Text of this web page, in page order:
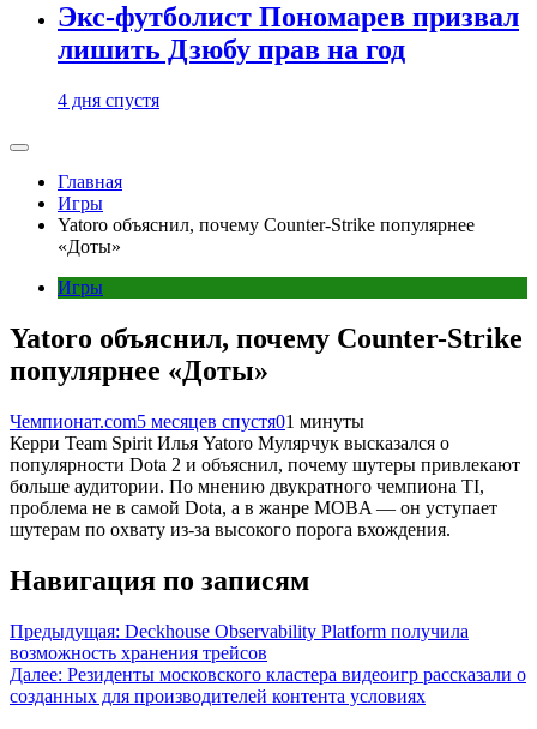
Экс-футболист Пономарев призвал
лишить Дзюбу прав на год
4 дня спустя
Главная
Игры
Yatoro объяснил, почему Counter-Strike популярнее
«Доты»
Игры
Yatoro объяснил, почему Counter-Strike
популярнее «Доты»
Чемпионат.com5 месяцев спустя01 минуты
Керри Team Spirit Илья Yatoro Мулярчук высказался о
популярности Dota 2 и объяснил, почему шутеры привлекают
больше аудитории. По мнению двукратного чемпиона TI,
проблема не в самой Dota, а в жанре MOBA — он уступает
шутерам по охвату из-за высокого порога вхождения.
Навигация по записям
Предыдущая: Deckhouse Observability Platform получила
возможность хранения трейсов
Далее: Резиденты московского кластера видеоигр рассказали о
созданных для производителей контента условиях